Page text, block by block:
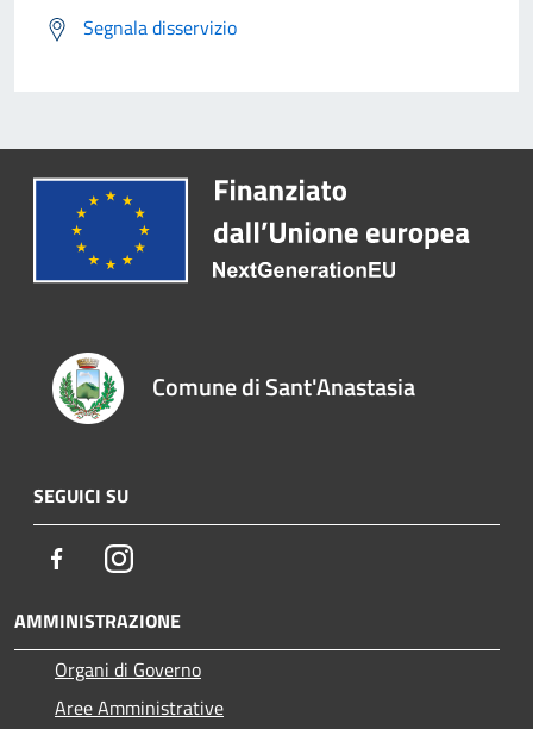
Segnala disservizio
Comune di Sant'Anastasia
SEGUICI SU
FacebookInstagram
AMMINISTRAZIONE
Organi di Governo
Aree Amministrative